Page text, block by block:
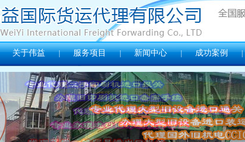
关于伟益 | 服务项目 | 新闻中心 | 成功案例 |